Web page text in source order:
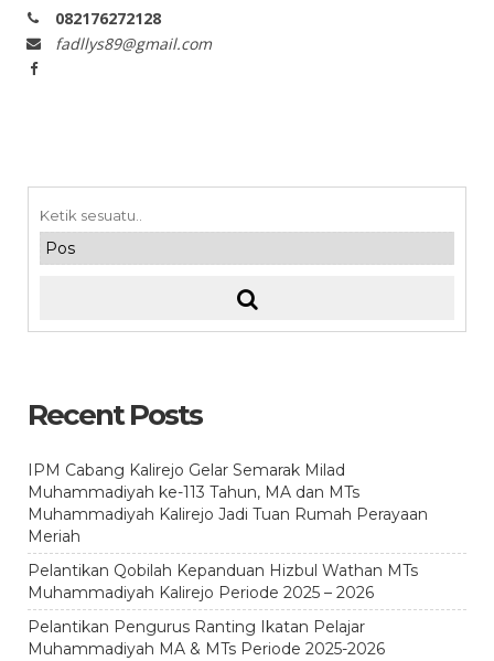
082176272128
fadllys89@gmail.com
Recent Posts
IPM Cabang Kalirejo Gelar Semarak Milad
Muhammadiyah ke-113 Tahun, MA dan MTs
Muhammadiyah Kalirejo Jadi Tuan Rumah Perayaan
Meriah
Pelantikan Qobilah Kepanduan Hizbul Wathan MTs
Muhammadiyah Kalirejo Periode 2025 – 2026
Pelantikan Pengurus Ranting Ikatan Pelajar
Muhammadiyah MA & MTs Periode 2025-2026